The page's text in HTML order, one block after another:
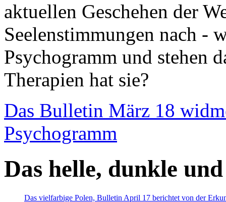
aktuellen Geschehen der
Seelenstimmungen nach -
Psychogramm und stehen
Therapien hat sie?
Das Bulletin März 18
Psychogramm
Das helle, dunkle
Das vielfarbige Polen, Bulletin April 17 berichtet von der